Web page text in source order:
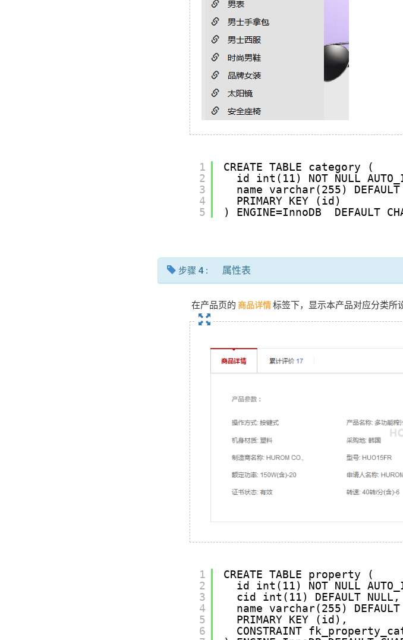
1
2
3
4
5
CREATE TABLE category (
id int(11) NOT NULL
name varchar(255) DEFAULT
PRIMARY KEY (id)
) ENGINE=InnoDB DEFAULT
步骤 4: 属性表
在产品页的 商品详情标签下，显示本产品对应分类所
1
2
3
4
5
6
CREATE TABLE property (
id int(11) NOT NULL
cid int(11) DEFAULT NULL,
name varchar(255) DEFAULT
PRIMARY KEY (id),
CONSTRAINT